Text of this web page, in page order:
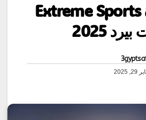
تردد قناة Extreme Sports
2025
2025